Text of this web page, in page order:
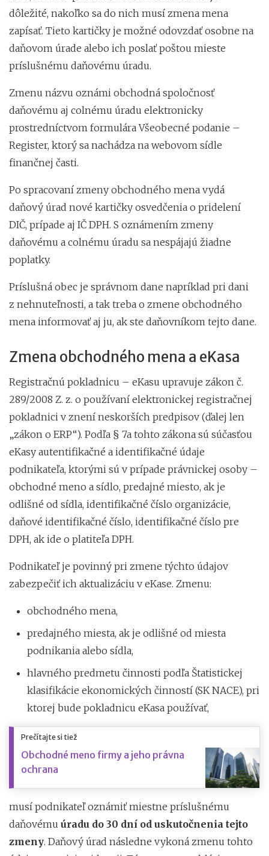
dôležité, nakoľko sa do nich musí zmena mena
zapísať. Tieto kartičky je možné odovzdať osobne na
daňovom úrade alebo ich poslať poštou mieste
príslušnému daňovému úradu.
Zmenu názvu oznámi obchodná spoločnosť
daňovému aj colnému úradu elektronicky
prostredníctvom formulára Všeobecné podanie –
Register, ktorý sa nachádza na webovom sídle
finančnej časti.
Po spracovaní zmeny obchodného mena vydá
daňový úrad nové kartičky osvedčenia o pridelení
DIČ, prípade aj IČ DPH. S oznámením zmeny
daňovému a colnému úradu sa nespájajú žiadne
poplatky.
Príslušná obec je správnom dane napríklad pri dani
z nehnuteľnosti, a tak treba o zmene obchodného
mena informovať aj ju, ak ste daňovníkom tejto dane.
Zmena obchodného mena a eKasa
Registračnú pokladnicu – eKasu upravuje zákon č.
289/2008 Z. z. o používaní elektronickej registračnej
pokladnici v znení neskorších predpisov (ďalej len
„zákon o ERP“). Podľa § 7a tohto zákona sú súčasťou
eKasy autentifikačné a identifikačné údaje
podnikateľa, ktorými sú v prípade právnickej osoby –
obchodné meno a sídlo, predajné miesto, ak je
odlišné od sídla, identifikačné číslo organizácie,
daňové identifikačné číslo, identifikačné číslo pre
DPH, ak ide o platiteľa DPH.
Podnikateľ je povinný pri zmene týchto údajov
zabezpečiť ich aktualizáciu v eKase. Zmenu:
obchodného mena,
predajného miesta, ak je odlišné od miesta
podnikania alebo sídla,
hlavného predmetu činnosti podľa Štatistickej
klasifikácie ekonomických činností (SK NACE), pri
ktorej bude pokladnicu eKasa používať,
Prečítajte si tiež
Obchodné meno firmy a jeho právna
ochrana
musí podnikateľ oznámiť miestne príslušnému
daňovému úradu do 30 dní od uskutočnenia tejto
zmeny. Daňový úrad následne vykoná zmenu tohto